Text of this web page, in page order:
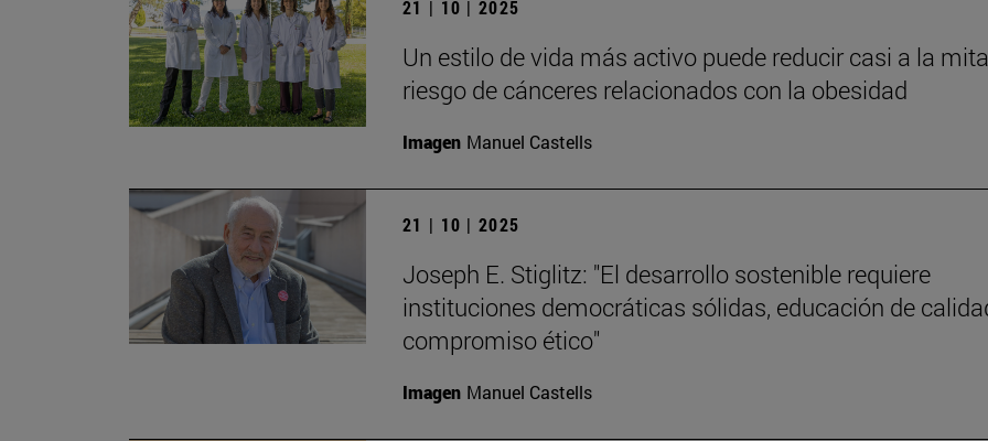
21 | 10 | 2025
Un estilo de vida más activo puede reducir casi a la
riesgo de cánceres relacionados con la obesidad
Imagen Manuel Castells
21 | 10 | 2025
Joseph E. Stiglitz: "El desarrollo sostenible requiere
instituciones democráticas sólidas, educación de
compromiso ético"
Imagen Manuel Castells